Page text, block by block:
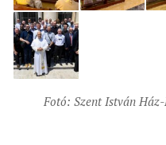
Fotó: Szent István